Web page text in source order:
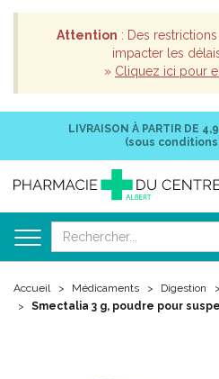
Attention : Des
impacter les
» Cliquez ici pour
LIVRAISON À PARTIR DE
(sous
Accueil Médicaments Digestion
Smectalia 3 g, poudre pour